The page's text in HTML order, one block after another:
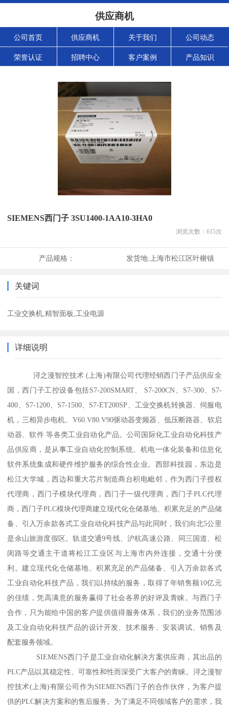
供应商机
公司首页 供应商机 关于我们 公司动态
荣誉认证 招聘中心 客户案例 产品知识
SIEMENS西门子 3SU1400-1AA10-3HA0
浏览次数： 615次
产品规格： 发货地: 上海市松江区叶榭镇
关键词
工业交换机,精智面板,工业电源
详细说明
浔之漫智控技术 (上海)有限公司代理经销西门子产品供应全
国，西门子工控设备包括S7-200SMART、 S7-200CN、S7-300、S7-
400、S7-1200、S7-1500、S7-ET200SP、工业交换机转换器、伺服电
机，三相异步电机、V60.V80.V90驱动器变频器、低压断路器、软启
动器、软件 等各类工业自动化产品。公司国际化工业自动化科技产
品供应商，是从事工业自动化控制系统、机电一体化装备和信息化
软件系统集成和硬件维护服务的综合性企业。西部科技园，东边是
松江大学城，西边和重大芯片制造商台积电毗邻，作为西门子授权
代理商，西门子模块代理商，西门子一级代理商，西门子PLC代理
商，西门子PLC模块代理商建立现代化仓储基地、积累充足的产品储
备、引入万余款各式工业自动化科技产品与此同时，我们向北5公里
是余山旅游度假区。轨道交通9号线、沪杭高速公路、同三国道、松
闵路等交通主干道将松江工业区与上海市内外连接，交通十分便
利。建立现代化仓储基地、积累充足的产品储备、引入万余款各式
工业自动化科技产品，我们以持续的服务，取得了年销售额10亿元
的佳绩，凭高满意的服务赢得了社会各界的好评及青睐。与西门子
合作，只为能给中国的客户提供值得服务体系，我们的业务范围涉
及工业自动化科技产品的设计开发、技术服务、安装调试、销售及
配套服务领域。
SIEMENS西门子是工业自动化解决方案供应商，其出品的
PLC产品以其稳定性、可靠性和性而深受广大客户的青睐。浔之漫智
控技术(上海)有限公司作为SIEMENS西门子的合作伙伴，为客户提
供的PLC解决方案和的售后服务。为了满足不同领域客户的需求，我